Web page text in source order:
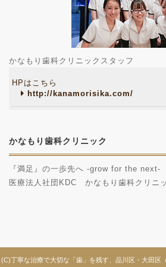
かなもり歯科クリニックスタッフ
HPはこちら
http://kanamorisika.com/
かなもり歯科クリニック
『満足』の一歩先へ -grow for the next-
医療法人社団KDC かなもり歯科クリニ
(C)丁寧な治療で大切な「歯」を残す、品川区・大田区